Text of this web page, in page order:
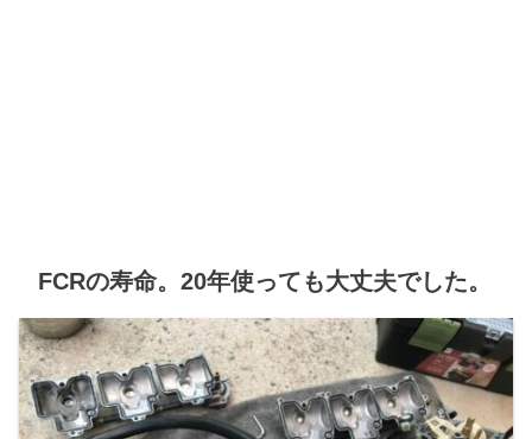
FCRの寿命。20年使っても大丈夫でした。